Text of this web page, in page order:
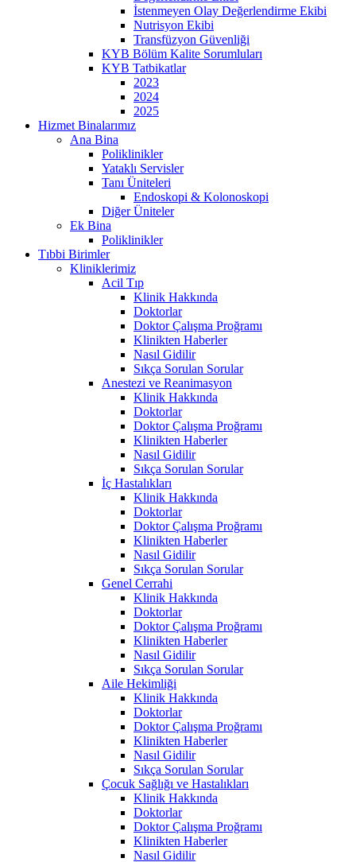
İstenmeyen Olay Değerlendirme Ekibi
Nutrisyon Ekibi
Transfüzyon Güvenliği
KYB Bölüm Kalite Sorumluları
KYB Tatbikatlar
2023
2024
2025
Hizmet Binalarımız
Ana Bina
Poliklinikler
Yataklı Servisler
Tanı Üniteleri
Endoskopi & Kolonoskopi
Diğer Üniteler
Ek Bina
Poliklinikler
Tıbbi Birimler
Kliniklerimiz
Acil Tıp
Klinik Hakkında
Doktorlar
Doktor Çalışma Proğramı
Klinikten Haberler
Nasıl Gidilir
Sıkça Sorulan Sorular
Anestezi ve Reanimasyon
Klinik Hakkında
Doktorlar
Doktor Çalışma Proğramı
Klinikten Haberler
Nasıl Gidilir
Sıkça Sorulan Sorular
İç Hastalıkları
Klinik Hakkında
Doktorlar
Doktor Çalışma Proğramı
Klinikten Haberler
Nasıl Gidilir
Sıkça Sorulan Sorular
Genel Cerrahi
Klinik Hakkında
Doktorlar
Doktor Çalışma Proğramı
Klinikten Haberler
Nasıl Gidilir
Sıkça Sorulan Sorular
Aile Hekimliği
Klinik Hakkında
Doktorlar
Doktor Çalışma Proğramı
Klinikten Haberler
Nasıl Gidilir
Sıkça Sorulan Sorular
Çocuk Sağlığı ve Hastalıkları
Klinik Hakkında
Doktorlar
Doktor Çalışma Proğramı
Klinikten Haberler
Nasıl Gidilir